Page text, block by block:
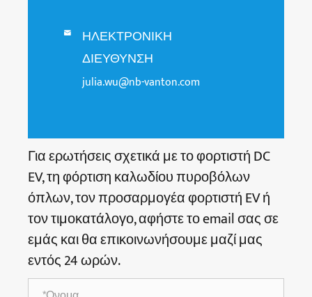

ΗΛΕΚΤΡΟΝΙΚΗ
ΔΙΕΥΘΥΝΣΗ
julia.wu@nb-vanton.com
Για ερωτήσεις σχετικά με το φορτιστή DC
EV, τη φόρτιση καλωδίου πυροβόλων
όπλων, τον προσαρμογέα φορτιστή EV ή
τον τιμοκατάλογο, αφήστε το email σας σε
εμάς και θα επικοινωνήσουμε μαζί μας
εντός 24 ωρών.